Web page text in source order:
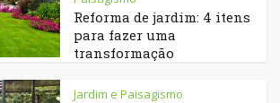
Reforma de jardim: 4 itens
para fazer uma
transformação
Jardim e Paisagismo